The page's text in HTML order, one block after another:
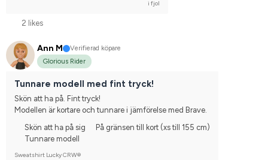
i fjol
2 likes
Ann M
Verifierad köpare
Glorious Rider
Tunnare modell med fint tryck!
Skön att ha på. Fint tryck!
Modellen är kortare och tunnare i jämförelse med Brave.
Skön att ha på sig
Tunnare modell
På gränsen till kort (xs till 155 cm)
Sweatshirt Lucky CRW®